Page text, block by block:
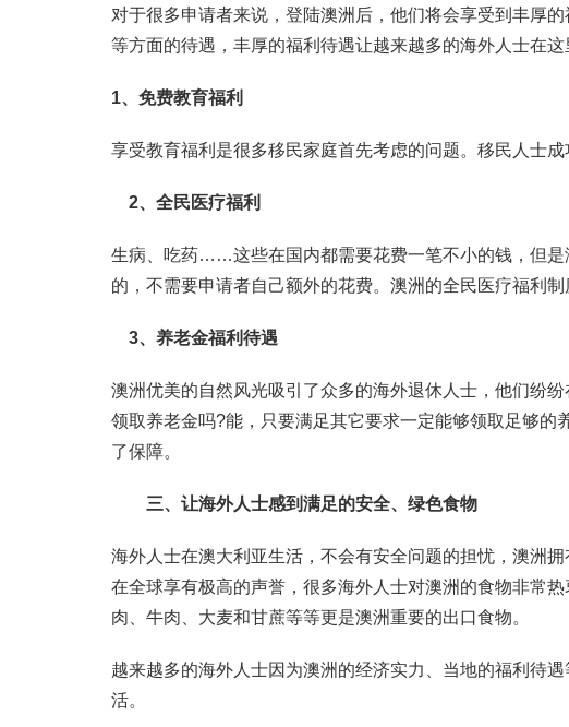
对于很多申请者来说，登陆澳洲后，他们将会享受到丰厚
等方面的待遇，丰厚的福利待遇让越来越多的海外人士在这
1、免费教育福利
享受教育福利是很多移民家庭首先考虑的问题。移民人士
2、全民医疗福利
生病、吃药……这些在国内都需要花费一笔不小的钱，但
的，不需要申请者自己额外的花费。澳洲的全民医疗福利
3、养老金福利待遇
澳洲优美的自然风光吸引了众多的海外退休人士，他们纷
领取养老金吗?能，只要满足其它要求一定能够领取足够
了保障。
三、让海外人士感到满足的安全、绿色食物
海外人士在澳大利亚生活，不会有安全问题的担忧，澳洲
在全球享有极高的声誉，很多海外人士对澳洲的食物非常
肉、牛肉、大麦和甘蔗等等更是澳洲重要的出口食物。
越来越多的海外人士因为澳洲的经济实力、当地的福利待
活。